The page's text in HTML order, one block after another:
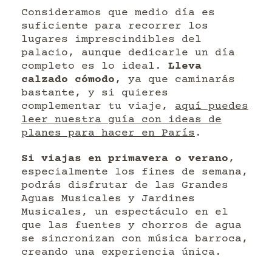
Consideramos que medio día es
suficiente para recorrer los
lugares imprescindibles del
palacio, aunque dedicarle un día
completo es lo ideal. Lleva
calzado cómodo , ya que caminarás
bastante, y si quieres
complementar tu viaje, aquí puedes
leer nuestra guía con ideas de
planes para hacer en París .
Si viajas en primavera o verano ,
especialmente los fines de semana,
podrás disfrutar de las Grandes
Aguas Musicales y Jardines
Musicales, un espectáculo en el
que las fuentes y chorros de agua
se sincronizan con música barroca,
creando una experiencia única.